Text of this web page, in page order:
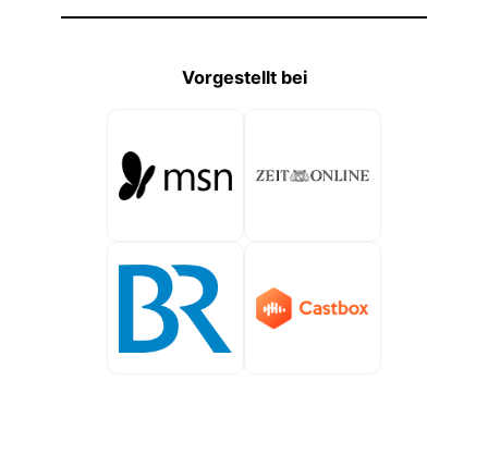
Vorgestellt bei